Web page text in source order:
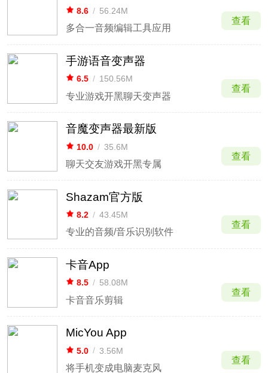
8.6 / 56.24M
多合一音频编辑工具应用
查看
手游语音变声器
6.5 / 150.56M
专业游戏开黑聊天变声器
查看
音魔变声器最新版
10.0 / 35.6M
聊天交友游戏开黑专属
查看
Shazam官方版
8.2 / 43.45M
专业的音频/音乐识别软件
查看
卡音App
8.5 / 58.08M
卡音音乐剪辑
查看
MicYou App
5.0 / 3.56M
将手机变成电脑麦克风
查看